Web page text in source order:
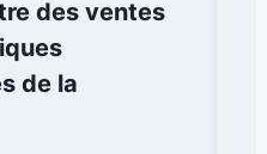
des ventes
de la